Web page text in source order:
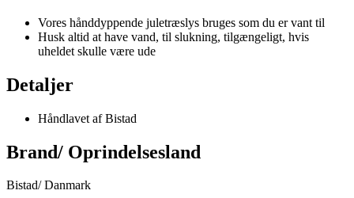
Vores hånddyppende juletræslys bruges som du er vant til
Husk altid at have vand, til slukning, tilgængeligt, hvis
uheldet skulle være ude
Detaljer
Håndlavet af Bistad
Brand/ Oprindelsesland
Bistad/ Danmark